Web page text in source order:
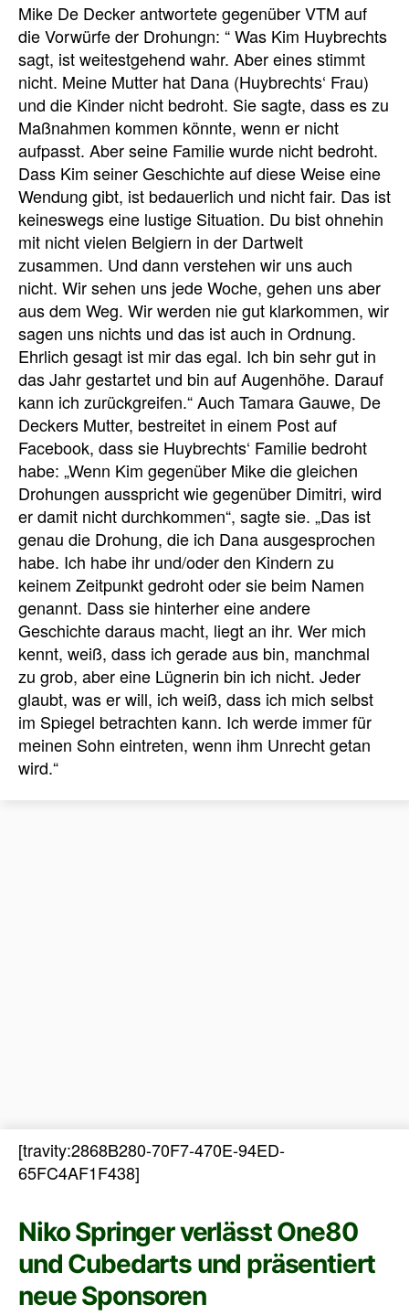
Mike De Decker antwortete gegenüber VTM auf
die Vorwürfe der Drohungn: “ Was Kim Huybrechts
sagt, ist weitestgehend wahr. Aber eines stimmt
nicht. Meine Mutter hat Dana (Huybrechts‘ Frau)
und die Kinder nicht bedroht. Sie sagte, dass es zu
Maßnahmen kommen könnte, wenn er nicht
aufpasst. Aber seine Familie wurde nicht bedroht.
Dass Kim seiner Geschichte auf diese Weise eine
Wendung gibt, ist bedauerlich und nicht fair. Das ist
keineswegs eine lustige Situation. Du bist ohnehin
mit nicht vielen Belgiern in der Dartwelt
zusammen. Und dann verstehen wir uns auch
nicht. Wir sehen uns jede Woche, gehen uns aber
aus dem Weg. Wir werden nie gut klarkommen, wir
sagen uns nichts und das ist auch in Ordnung.
Ehrlich gesagt ist mir das egal. Ich bin sehr gut in
das Jahr gestartet und bin auf Augenhöhe. Darauf
kann ich zurückgreifen.“ Auch Tamara Gauwe, De
Deckers Mutter, bestreitet in einem Post auf
Facebook, dass sie Huybrechts‘ Familie bedroht
habe: „Wenn Kim gegenüber Mike die gleichen
Drohungen ausspricht wie gegenüber Dimitri, wird
er damit nicht durchkommen“, sagte sie. „Das ist
genau die Drohung, die ich Dana ausgesprochen
habe. Ich habe ihr und/oder den Kindern zu
keinem Zeitpunkt gedroht oder sie beim Namen
genannt. Dass sie hinterher eine andere
Geschichte daraus macht, liegt an ihr. Wer mich
kennt, weiß, dass ich gerade aus bin, manchmal
zu grob, aber eine Lügnerin bin ich nicht. Jeder
glaubt, was er will, ich weiß, dass ich mich selbst
im Spiegel betrachten kann. Ich werde immer für
meinen Sohn eintreten, wenn ihm Unrecht getan
wird.“
[travity:2868B280-70F7-470E-94ED-
65FC4AF1F438]
Niko Springer verlässt One80
und Cubedarts und präsentiert
neue Sponsoren